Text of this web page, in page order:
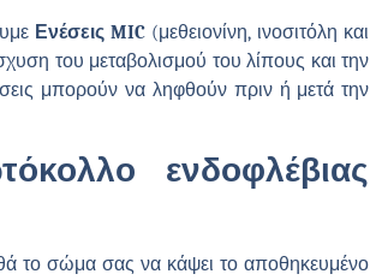
Ενέσεις MIC (μεθειονίνη, ινοσιτόλη και
του μεταβολισμού του λίπους και την
μπορούν να ληφθούν πριν ή μετά την
ενδοφλέβιας
το σώμα σας να κάψει το αποθηκευμένο